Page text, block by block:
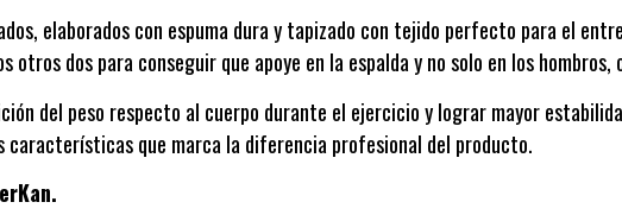
elaborados con espuma dura y tapizado con tejido perfecto para el
dos para conseguir que apoye en la espalda y no solo en los
del peso respecto al cuerpo durante el ejercicio y lograr mayor
características que marca la diferencia profesional del producto.